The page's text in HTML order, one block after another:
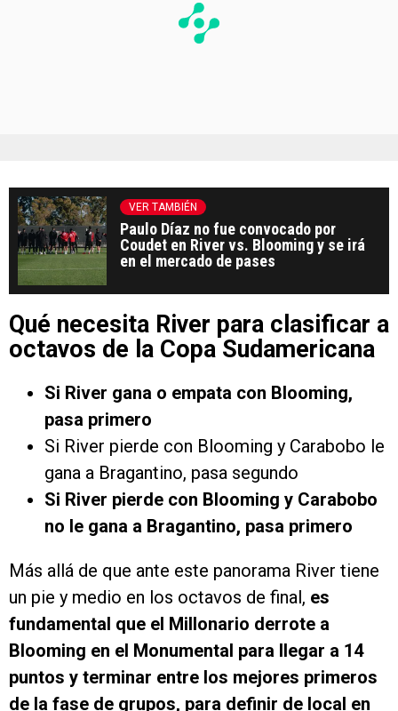
VER TAMBIÉN
Paulo Díaz no fue convocado por
Coudet en River vs. Blooming y se irá
en el mercado de pases
Qué necesita River para clasificar a
octavos de la Copa Sudamericana
Si River gana o empata con Blooming,
pasa primero
Si River pierde con Blooming y Carabobo le
gana a Bragantino, pasa segundo
Si River pierde con Blooming y Carabobo
no le gana a Bragantino, pasa primero
Más allá de que ante este panorama River tiene
un pie y medio en los octavos de final, es
fundamental que el Millonario derrote a
Blooming en el Monumental para llegar a 14
puntos y terminar entre los mejores primeros
de la fase de grupos, para definir de local en